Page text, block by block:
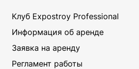
ЗАКРЫТЬ
Клуб Expostroy Professional
Информация об аренде
Заявка на аренду
Регламент работы